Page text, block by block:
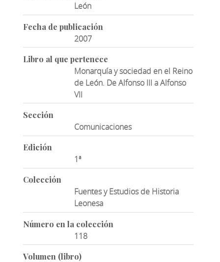
León
Fecha de publicación
2007
Libro al que pertenece
Monarquía y sociedad en el Reino
de León. De Alfonso III a Alfonso
VII
Sección
Comunicaciones
Edición
1ª
Colección
Fuentes y Estudios de Historia
Leonesa
Número en la colección
118
Volumen (libro)